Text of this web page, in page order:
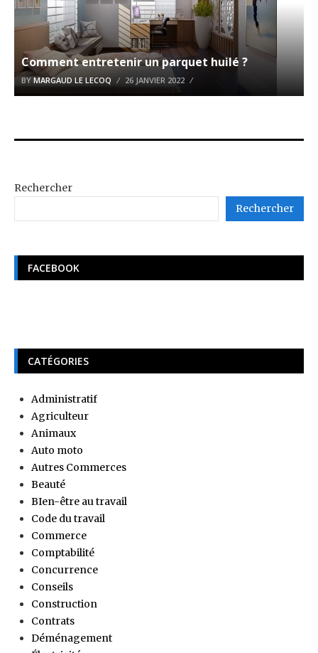
Comment entretenir un parquet huilé ?
BYMARGAUD LE LECOQ 26 JANVIER 2022
Rechercher
Rechercher
FACEBOOK
CATÉGORIES
Administratif
Agriculteur
Animaux
Auto moto
Autres Commerces
Beauté
BIen-être au travail
Code du travail
Commerce
Comptabilité
Concurrence
Conseils
Construction
Contrats
Déménagement